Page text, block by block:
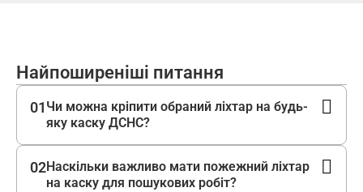
Найпоширеніші питання
01 Чи можна кріпити обраний ліхтар на будь-
яку каску ДСНС?
02Наскільки важливо мати пожежний ліхтар
на каску для пошукових робіт?